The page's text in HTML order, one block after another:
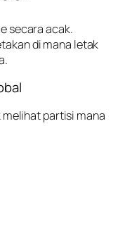
secara acak.
di mana letak
partisi mana